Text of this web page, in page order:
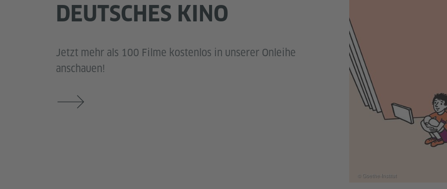
DEUTSCHES KINO
Jetzt mehr als 100 Filme kostenlos in unserer Onleihe
anschauen!
© Goethe-Institut